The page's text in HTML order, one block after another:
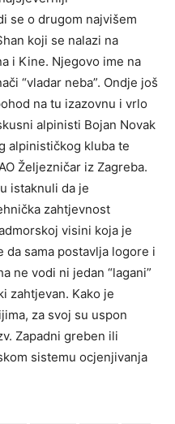
se o drugom najvišem
koji se nalazi na
i Kine. Njegovo ime na
“vladar neba”. Ondje još
na tu izazovnu i vrlo
alpinisti Bojan Novak
alpinističkog kluba te
Željezničar iz Zagreba.
istaknuli da je
zahtjevnost
visini koja je
da sama postavlja logore i
ne vodi ni jedan “lagani”
zahtjevan. Kako je
za svoj su uspon
Zapadni greben ili
sistemu ocjenjivanja